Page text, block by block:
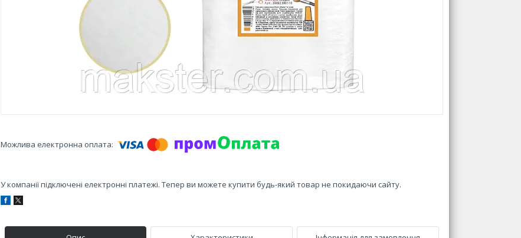
У компанії підключені електронні платежі. Тепер ви можете купити будь-який товар не покидаючи сайту.